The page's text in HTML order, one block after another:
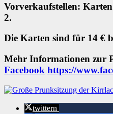
Vorverkaufstellen:
2.
Die Karten sind für 14 €
Mehr Informationen zur
Facebook https://
twittern